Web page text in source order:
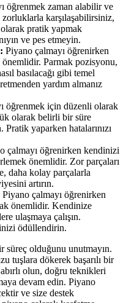
öğrenmek zaman alabilir ve
zorluklarla karşılaşabilirsiniz,
pratik yapmak
ve pes etmeyin.
Piyano çalmayı öğrenirken
Parmak pozisyonu,
basılacağı gibi temel
yardım almanız
öğrenmek için düzenli olarak
olarak belirli bir süre
Pratik yaparken hatalarınızı
çalmayı öğrenirken kendinizi
önemlidir. Zor parçaları
daha kolay parçalarla
artırın.
Piyano çalmayı öğrenirken
önemlidir. Kendinize
ulaşmaya çalışın.
ödüllendirin.
süreç olduğunu unutmayın.
tuşlara dökerek başarılı bir
olun, doğru teknikleri
devam edin. Piyano
ve size destek